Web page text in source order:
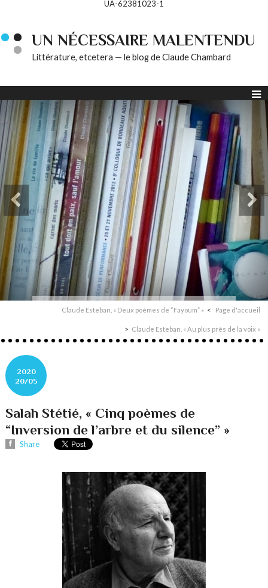
UA-62381023-1
UN NÉCESSAIRE MALENTENDU
Littérature, etcetera — le blog de Claude Chambard
Claude Esteban, « Deux poèmes de “Fayoum” » Page d'accueil
Claude Esteban, « Au plus près de la voix »
2020
20/05
Salah Stétié, « Cinq poèmes de
“Inversion de l’arbre et du silence” »
Share